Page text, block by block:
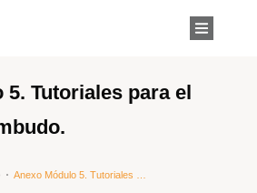
5. Tutoriales para el